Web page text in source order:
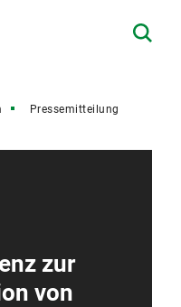
Pressemitteilung
zur
von